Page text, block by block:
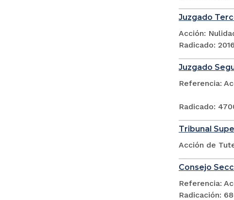
Juzgado
Acción:
Radicado:
Juzgado
Referencia:
Radicado:
Tribunal
Acción de
Consejo
Referencia:
Radicación: